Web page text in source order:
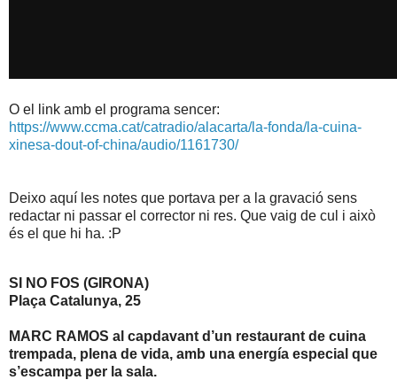
O el link amb el programa sencer:
https://www.ccma.cat/catradio/alacarta/la-fonda/la-cuina-
xinesa-dout-of-china/audio/1161730/
Deixo aquí les notes que portava per a la gravació sens
redactar ni passar el corrector ni res. Que vaig de cul i això
és el que hi ha. :P
SI NO FOS (GIRONA)
Plaça Catalunya, 25
MARC RAMOS al capdavant d’un restaurant de cuina
trempada, plena de vida, amb una energía especial que
s’escampa per la sala.